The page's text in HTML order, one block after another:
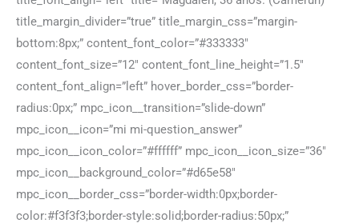
title_margin_divider=”true” title_margin_css=”margin-
bottom:8px;” content_font_color=”#333333″
content_font_size=”12″ content_font_line_height=”1.5″
content_font_align=”left” hover_border_css=”border-
radius:0px;” mpc_icon__transition=”slide-down”
mpc_icon__icon=”mi mi-question_answer”
mpc_icon__icon_color=”#ffffff” mpc_icon__icon_size=”36″
mpc_icon__background_color=”#d65e58″
mpc_icon__border_css=”border-width:0px;border-
color:#f3f3f3;border-style:solid;border-radius:50px;”